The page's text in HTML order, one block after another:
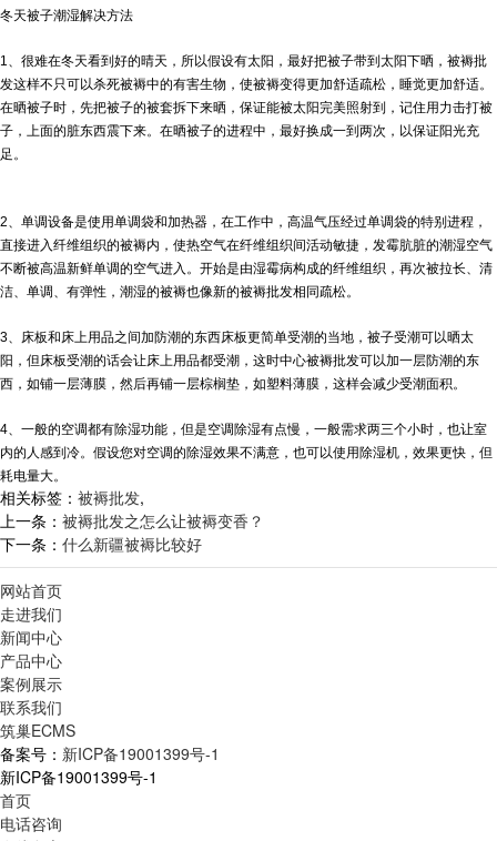
冬天被子潮湿解决方法
1、很难在冬天看到好的晴天，所以假设有太阳，最好把被子带到太阳下晒，被褥批
发这样不只可以杀死被褥中的有害生物，使被褥变得更加舒适疏松，睡觉更加舒适。
在晒被子时，先把被子的被套拆下来晒，保证能被太阳完美照射到，记住用力击打被
子，上面的脏东西震下来。在晒被子的进程中，最好换成一到两次，以保证阳光充
足。
2、单调设备是使用单调袋和加热器，在工作中，高温气压经过单调袋的特别进程，
直接进入纤维组织的被褥内，使热空气在纤维组织间活动敏捷，发霉肮脏的潮湿空气
不断被高温新鲜单调的空气进入。开始是由湿霉病构成的纤维组织，再次被拉长、清
洁、单调、有弹性，潮湿的被褥也像新的被褥批发相同疏松。
3、床板和床上用品之间加防潮的东西床板更简单受潮的当地，被子受潮可以晒太
阳，但床板受潮的话会让床上用品都受潮，这时中心被褥批发可以加一层防潮的东
西，如铺一层薄膜，然后再铺一层棕榈垫，如塑料薄膜，这样会减少受潮面积。
4、一般的空调都有除湿功能，但是空调除湿有点慢，一般需求两三个小时，也让室
内的人感到冷。假设您对空调的除湿效果不满意，也可以使用除湿机，效果更快，但
耗电量大。
相关标签： 被褥批发,
上一条： 被褥批发之怎么让被褥变香？
下一条： 什么新疆被褥比较好
网站首页
走进我们
新闻中心
产品中心
案例展示
联系我们
筑巢ECMS
备案号： 新ICP备19001399号-1
新ICP备19001399号-1
首页
电话咨询